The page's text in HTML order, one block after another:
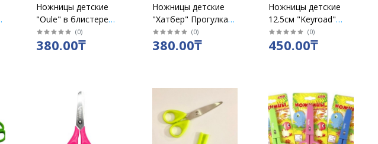
Ножницы детские
"Oule" в блистере
student scissors в
ассорт./OL-915
(0)
380.00₸
Ножницы детские
"Хатбер" Прогулка
13,5см / 072034
(0)
380.00₸
Ножницы детские
12.5см "Keyroad"
безопасные пластик
/972318
(0)
450.00₸